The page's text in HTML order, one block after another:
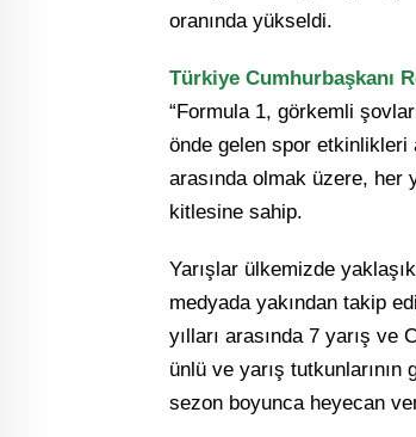
oranında yükseldi.
Türkiye Cumhurbaşkanı
“Formula 1, görkemli
önde gelen spor etkinlikleri
arasında olmak üzere,
kitlesine sahip.
Yarışlar ülkemizde
medyada yakından takip
yılları arasında 7 yarış ve
ünlü ve yarış
sezon boyunca heyecan